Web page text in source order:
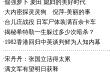
·倔强萝卜 麦田 媳妇的美好时代
·大内密探灵灵狗
倪萍-美丽的事
·台儿庄战役 日军尸体装满百余卡车
·揭秘希特勒一生躲过多少次暗杀？
·1982香港回归中英谈判鲜为人知内幕
·宋丹丹：张国立活得太累
·满文军有望明日获释